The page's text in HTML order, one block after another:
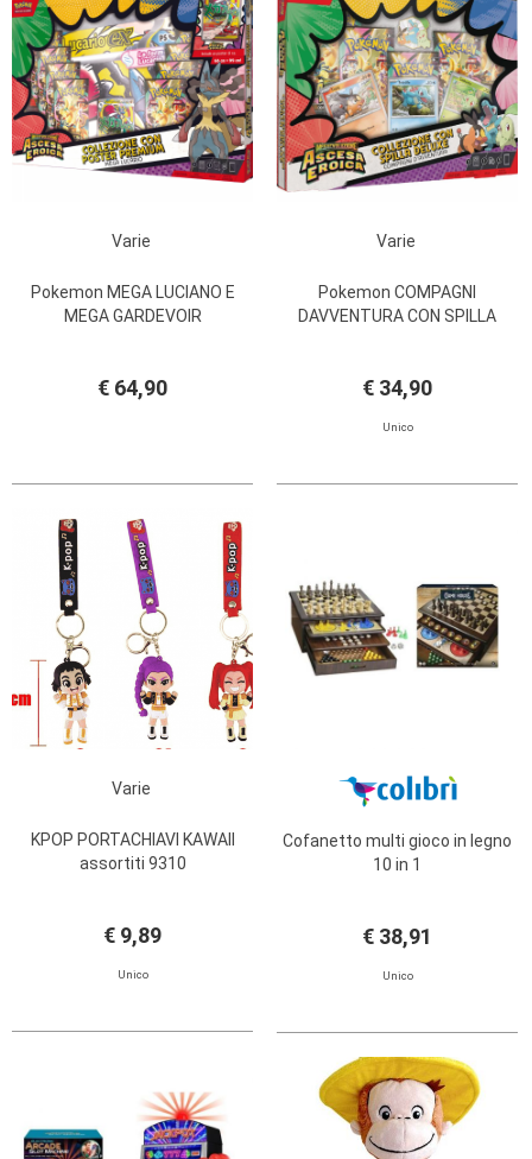
Varie
Pokemon MEGA LUCIANO E
MEGA GARDEVOIR
€ 64,90
Varie
Pokemon COMPAGNI
DAVVENTURA CON SPILLA
€ 34,90
Unico
Varie
KPOP PORTACHIAVI KAWAII
assortiti 9310
€ 9,89
Unico
Cofanetto multi gioco in legno
10 in 1
€ 38,91
Unico